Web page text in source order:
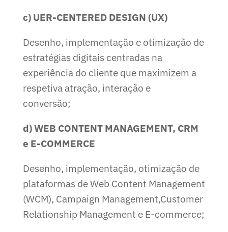
c) UER-CENTERED DESIGN (UX)
Desenho, implementação e otimização de
estratégias digitais centradas na
experiência do cliente que maximizem a
respetiva atração, interação e
conversão;
d) WEB CONTENT MANAGEMENT, CRM
e E-COMMERCE
Desenho, implementação, otimização de
plataformas de Web Content Management
(WCM), Campaign Management,Customer
Relationship Management e E-commerce;